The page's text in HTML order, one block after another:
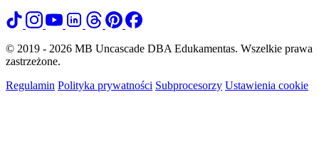
© 2019 - 2026 MB Uncascade DBA Edukamentas. Wszelkie prawa
zastrzeżone.
Regulamin Polityka prywatności Subprocesorzy Ustawienia cookie